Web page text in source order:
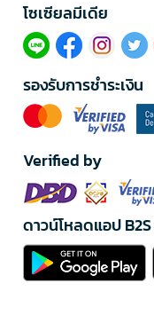
โซเซียลมีเดีย​
รองรับการชำระเงิน
Verified by
ดาวน์โหลดแอป B2S